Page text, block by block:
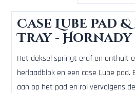
Case Lube Pad
Tray - Hornady
Het deksel springt eraf en onthult
herlaadblok en een case Lube pad.
aan op het pad en rol vervolgens